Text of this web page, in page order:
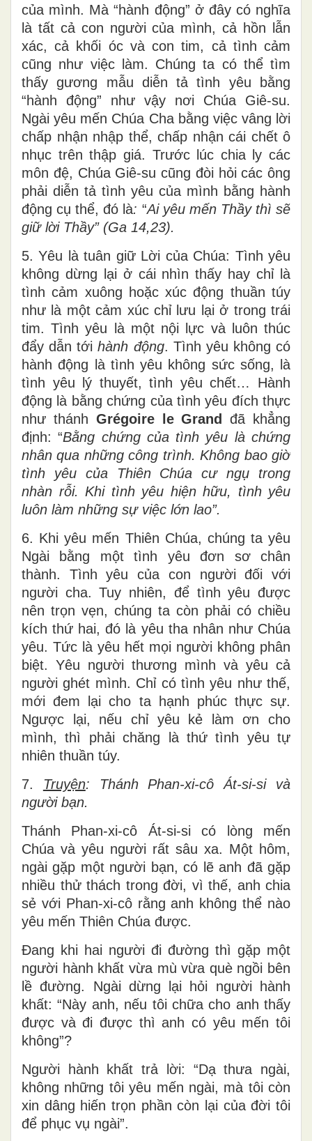
của mình. Mà “hành động” ở đây có nghĩa
là tất cả con người của mình, cả hồn lẫn
xác, cả khối óc và con tim, cả tình cảm
cũng như việc làm. Chúng ta có thể tìm
thấy gương mẫu diễn tả tình yêu bằng
“hành động” như vậy nơi Chúa Giê-su.
Ngài yêu mến Chúa Cha bằng việc vâng lời
chấp nhận nhập thể, chấp nhận cái chết ô
nhục trên thập giá. Trước lúc chia ly các
môn đệ, Chúa Giê-su cũng đòi hỏi các ông
phải diễn tả tình yêu của mình bằng hành
động cụ thể, đó là: “Ai yêu mến Thầy thì sẽ
giữ lời Thầy” (Ga 14,23).
5. Yêu là tuân giữ Lời của Chúa: Tình yêu
không dừng lại ở cái nhìn thấy hay chỉ là
tình cảm xuông hoặc xúc động thuần túy
như là một cảm xúc chỉ lưu lại ở trong trái
tim. Tình yêu là một nội lực và luôn thúc
đẩy dẫn tớihành động. Tình yêu không có
hành động là tình yêu không sức sống, là
tình yêu lý thuyết, tình yêu chết… Hành
động là bằng chứng của tình yêu đích thực
như thánh Grégoire le Grand đã khẳng
định: “Bằng chứng của tình yêu là chứng
nhân qua những công trình. Không bao giờ
tình yêu của Thiên Chúa cư ngụ trong
nhàn rỗi. Khi tình yêu hiện hữu, tình yêu
luôn làm những sự việc lớn lao”.
6. Khi yêu mến Thiên Chúa, chúng ta yêu
Ngài bằng một tình yêu đơn sơ chân
thành. Tình yêu của con người đối với
người cha. Tuy nhiên, để tình yêu được
nên trọn vẹn, chúng ta còn phải có chiều
kích thứ hai, đó là yêu tha nhân như Chúa
yêu. Tức là yêu hết mọi người không phân
biệt. Yêu người thương mình và yêu cả
người ghét mình. Chỉ có tình yêu như thế,
mới đem lại cho ta hạnh phúc thực sự.
Ngược lại, nếu chỉ yêu kẻ làm ơn cho
mình, thì phải chăng là thứ tình yêu tự
nhiên thuần túy.
7. Truyện: Thánh Phan-xi-cô Át-si-si và
người bạn.
Thánh Phan-xi-cô Át-si-si có lòng mến
Chúa và yêu người rất sâu xa. Một hôm,
ngài gặp một người bạn, có lẽ anh đã gặp
nhiều thử thách trong đời, vì thế, anh chia
sẻ với Phan-xi-cô rằng anh không thể nào
yêu mến Thiên Chúa được.
Đang khi hai người đi đường thì gặp một
người hành khất vừa mù vừa què ngồi bên
lề đường. Ngài dừng lại hỏi người hành
khất: “Này anh, nếu tôi chữa cho anh thấy
được và đi được thì anh có yêu mến tôi
không”?
Người hành khất trả lời: “Dạ thưa ngài,
không những tôi yêu mến ngài, mà tôi còn
xin dâng hiến trọn phần còn lại của đời tôi
để phục vụ ngài”.